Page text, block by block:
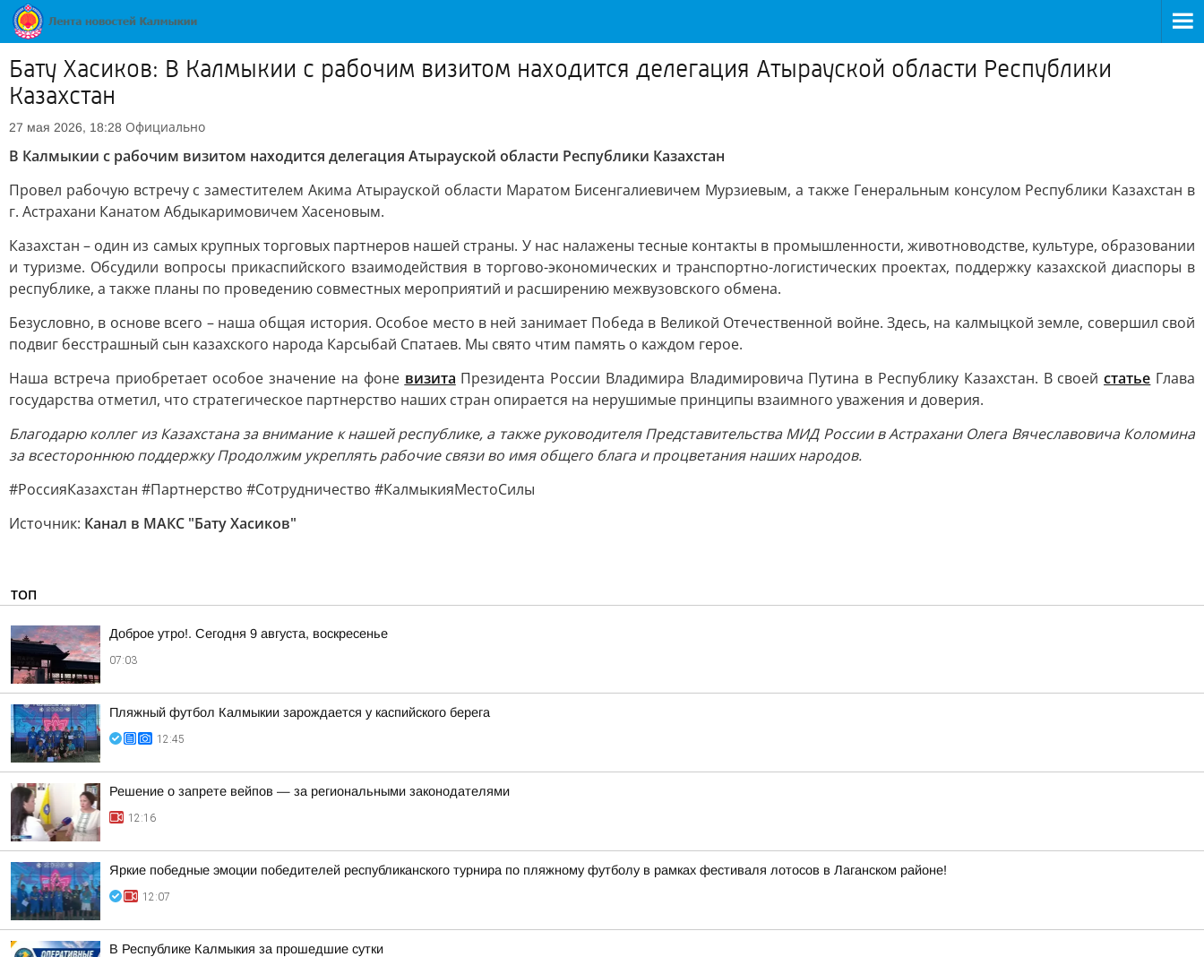
Бату Хасиков: В Калмыкии с рабочим визитом находится делегация Атырауской области Республики
Казахстан
27 мая 2026, 18:28 Официально
В Калмыкии с рабочим визитом находится делегация Атырауской области Республики Казахстан
Провел рабочую встречу с заместителем Акима Атырауской области Маратом Бисенгалиевичем Мурзиевым, а также Генеральным консулом Республики Казахстан в
г. Астрахани Канатом Абдыкаримовичем Хасеновым.
Казахстан – один из самых крупных торговых партнеров нашей страны. У нас налажены тесные контакты в промышленности, животноводстве, культуре, образовании
и туризме. Обсудили вопросы прикаспийского взаимодействия в торгово-экономических и транспортно-логистических проектах, поддержку казахской диаспоры в
республике, а также планы по проведению совместных мероприятий и расширению межвузовского обмена.
Безусловно, в основе всего – наша общая история. Особое место в ней занимает Победа в Великой Отечественной войне. Здесь, на калмыцкой земле, совершил свой
подвиг бесстрашный сын казахского народа Карсыбай Спатаев. Мы свято чтим память о каждом герое.
Наша встреча приобретает особое значение на фоне визита Президента России Владимира Владимировича Путина в Республику Казахстан. В своейстатье Глава
государства отметил, что стратегическое партнерство наших стран опирается на нерушимые принципы взаимного уважения и доверия.
Благодарю коллег из Казахстана за внимание к нашей республике, а также руководителя Представительства МИД России в Астрахани Олега Вячеславовича Коломина
за всестороннюю поддержкуПродолжим укреплять рабочие связи во имя общего блага и процветания наших народов.
#РоссияКазахстан #Партнерство #Сотрудничество #КалмыкияМестоСилы
Источник: Канал в МАКС "Бату Хасиков"
ТОП
Доброе утро!. Сегодня 9 августа, воскресенье
07:03
Пляжный футбол Калмыкии зарождается у каспийского берега
12:45
Решение о запрете вейпов — за региональными законодателями
12:16
Яркие победные эмоции победителей республиканского турнира по пляжному футболу в рамках фестиваля лотосов в Лаганском районе!
12:07
В Республике Калмыкия за прошедшие сутки